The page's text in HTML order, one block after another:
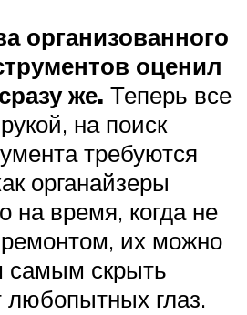
организованного
оценил
же. Теперь все
на поиск
требуются
органайзеры
на время, когда не
их можно
самым скрыть
любопытных глаз.